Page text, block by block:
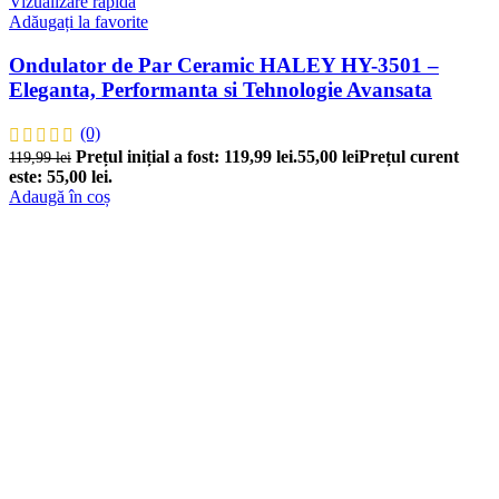
Adăugați la favorite
Ondulator de Par Ceramic HALEY HY-3501 –
Eleganta, Performanta si Tehnologie Avansata
(0)
119,99lei Prețul inițial a fost: 119,99 lei.55,00 leiPrețul curent
este: 55,00 lei.
Adaugă în coș